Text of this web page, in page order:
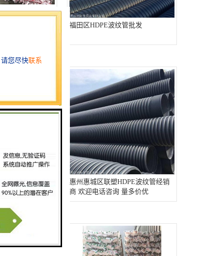
福田区HDPE波纹管批发
波纹管批发
量多价优
惠州惠城区联塑HDPE波纹管经销
商 欢迎电话咨询 量多价优